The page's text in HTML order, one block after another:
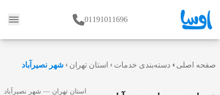
وبلاگ 01191011696
صفحه اصلی دسته‌بندی خدمات استان تهران شهر نصیرآباد
استان تهران — شهر نصیرآباد